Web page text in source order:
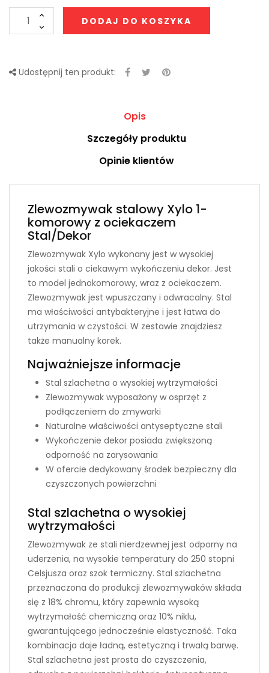
DODAJ DO KOSZYKA
Udostępnij ten produkt:
Opis
Szczegóły produktu
Opinie klientów
Zlewozmywak stalowy Xylo 1-
komorowy z ociekaczem
Stal/Dekor
Zlewozmywak Xylo wykonany jest w wysokiej
jakości stali o ciekawym wykończeniu dekor. Jest
to model jednokomorowy, wraz z ociekaczem.
Zlewozmywak jest wpuszczany i odwracalny. Stal
ma właściwości antybakteryjne i jest łatwa do
utrzymania w czystości. W zestawie znajdziesz
także manualny korek.
Najważniejsze informacje
Stal szlachetna o wysokiej wytrzymałości
Zlewozmywak wyposażony w osprzęt z
podłączeniem do zmywarki
Naturalne właściwości antyseptyczne stali
Wykończenie dekor posiada zwiększoną
odporność na zarysowania
W ofercie dedykowany środek bezpieczny dla
czyszczonych powierzchni
Stal szlachetna o wysokiej
wytrzymałości
Zlewozmywak ze stali nierdzewnej jest odporny na
uderzenia, na wysokie temperatury do 250 stopni
Celsjusza oraz szok termiczny. Stal szlachetna
przeznaczona do produkcji zlewozmywaków składa
się z 18% chromu, który zapewnia wysoką
wytrzymałość chemiczną oraz 10% niklu,
gwarantującego jednocześnie elastyczność. Taka
kombinacja daje ładną, estetyczną i trwałą barwę.
Stal szlachetna jest prosta do czyszczenia,